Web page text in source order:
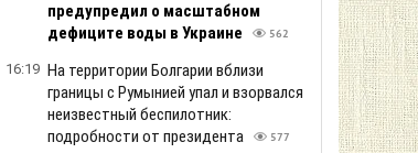
предупредил о масштабном
дефиците воды в Украине
562
16:19 На территории Болгарии вблизи
границы с Румынией упал и взорвался
неизвестный беспилотник:
подробности от президента
577